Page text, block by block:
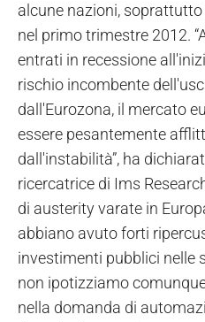
alcune nazioni, soprattutto
nel primo trimestre 2012.
entrati in recessione
rischio incombente
dall'Eurozona, il mercato
essere pesantemente
dall'instabilità”, ha
ricercatrice di Ims
di austerity varate in
abbiano avuto forti
investimenti pubblici nelle
non ipotizziamo
nella domanda di